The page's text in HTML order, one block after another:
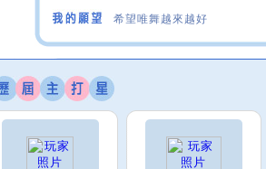
希望唯舞越來越好